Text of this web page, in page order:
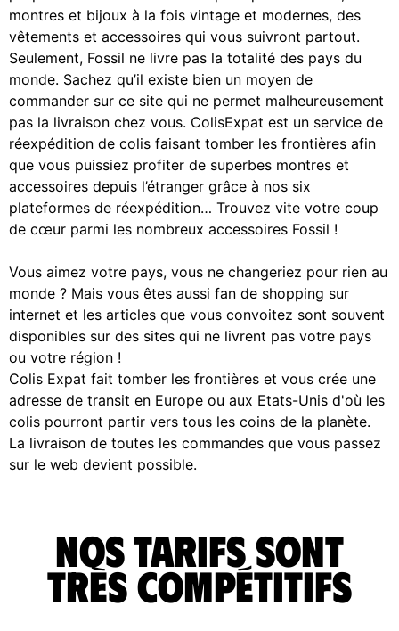
montres et bijoux à la fois vintage et modernes, des
vêtements et accessoires qui vous suivront partout.
Seulement, Fossil ne livre pas la totalité des pays du
monde. Sachez qu’il existe bien un moyen de
commander sur ce site qui ne permet malheureusement
pas la livraison chez vous. ColisExpat est un service de
réexpédition de colis faisant tomber les frontières afin
que vous puissiez profiter de superbes montres et
accessoires depuis l’étranger grâce à nos six
plateformes de réexpédition… Trouvez vite votre coup
de cœur parmi les nombreux accessoires Fossil !
Vous aimez votre pays, vous ne changeriez pour rien au
monde ? Mais vous êtes aussi fan de shopping sur
internet et les articles que vous convoitez sont souvent
disponibles sur des sites qui ne livrent pas votre pays
ou votre région !
Colis Expat fait tomber les frontières et vous crée une
adresse de transit en Europe ou aux Etats-Unis d'où les
colis pourront partir vers tous les coins de la planète.
La livraison de toutes les commandes que vous passez
sur le web devient possible.
Nos tarifs sont
très compétitifs